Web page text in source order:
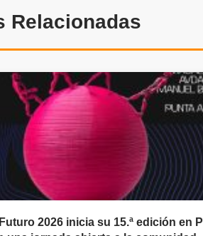
Relacionadas
2026 inicia su 15.ª edición en